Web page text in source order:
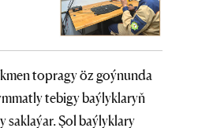
topragy öz goýnunda
tebigy baýlyklaryň
saklaýar. Şol baýlyklary